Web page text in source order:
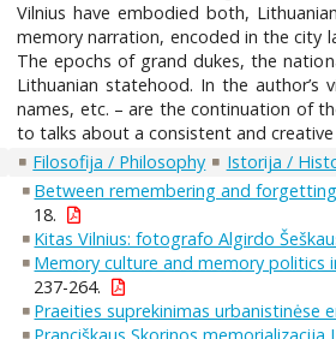
Vilnius have embodied both,
memory narration, encoded in the city
The epochs of grand dukes, the
Lithuanian statehood. In the
names, etc. – are the continuation of
to talks about a consistent and
Filosofija / Philosophy
Istorija /
Between remembering and
18.
Kitas Vilnius: fotografo Algirdo
Memory culture and memory politics
237-264.
Praeities suprekinimas urbanistinėse
Pranciškaus Skorinos